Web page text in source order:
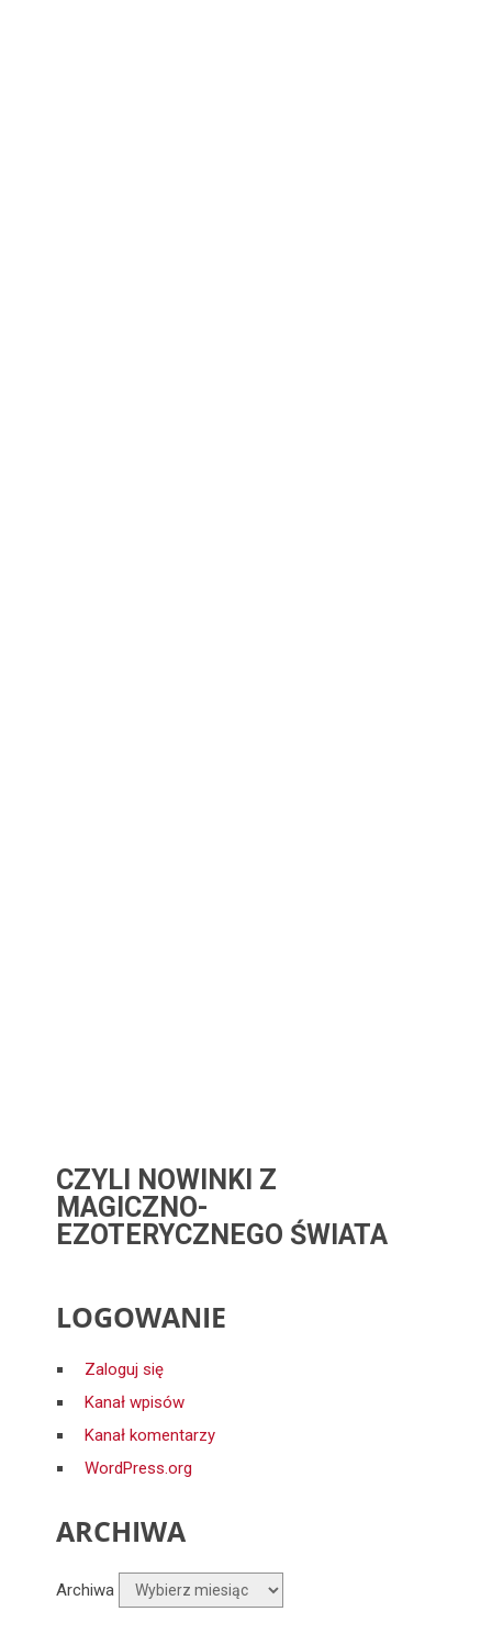
CZYLI NOWINKI Z
MAGICZNO-
EZOTERYCZNEGO ŚWIATA
LOGOWANIE
Zaloguj się
Kanał wpisów
Kanał komentarzy
WordPress.org
ARCHIWA
Archiwa